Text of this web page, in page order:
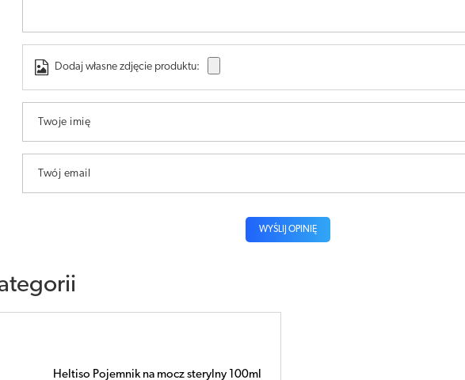
Dodaj własne zdjęcie produktu:
Twoje imię
Twój email
WYŚLIJ OPINIĘ
Heltiso Pojemnik na mocz sterylny 100ml